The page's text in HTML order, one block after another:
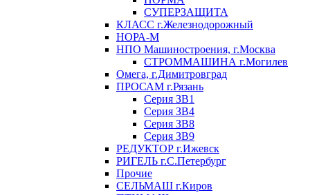
СУПЕРЗАЩИТА
КЛАСС г.Железнодорожный
НОРА-М
НПО Машиностроения, г.Москва
СТРОММАШИНА г.Могилев
Омега, г.Димитровград
ПРОСАМ г.Рязань
Серия ЗВ1
Серия ЗВ4
Серия ЗВ8
Серия ЗВ9
РЕДУКТОР г.Ижевск
РИГЕЛЬ г.С.Петербург
Прочие
СЕЛЬМАШ г.Киров